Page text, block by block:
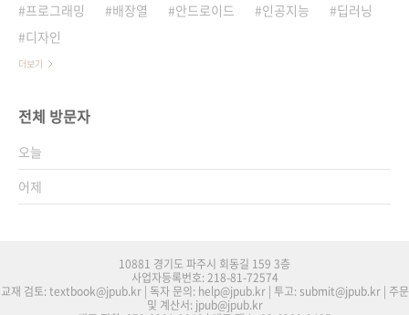
프로그래밍
배장열 안드로이드 인공지능
딥러닝
디자인
더보기
전체 방문자
오늘
어제
10881 경기도 파주시 회동길 159 3층
사업자등록번호: 218-81-72574
교재 검토: textbook@jpub.kr | 독자 문의: help@jpub.kr | 투고: submit@jpub.kr | 주문
및 계산서: jpub@jpub.kr